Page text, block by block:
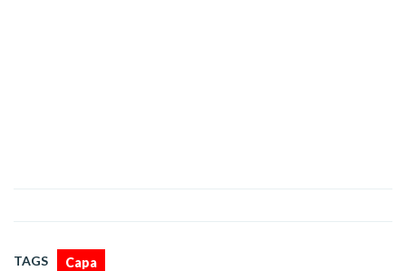
TAGS Capa